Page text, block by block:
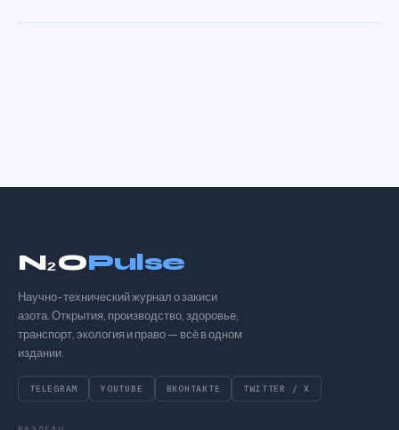
N₂OPulse
Научно-технический журнал о закиси
азота. Открытия, производство, здоровье,
транспорт, экология и право — всё в одном
издании.
TELEGRAM YOUTUBE ВКОНТАКТЕ TWITTER / X